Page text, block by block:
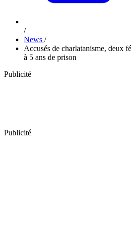
/
News /
Accusés de charlatanisme, deux
à 5 ans de prison
Publicité
Publicité